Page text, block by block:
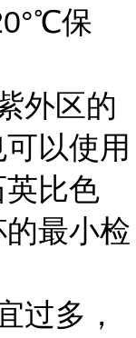
保
外区的
以使用
比色
最小检
过多，